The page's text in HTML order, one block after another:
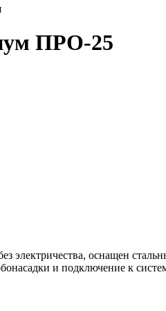
ПРО-25
оснащен
и подключение к